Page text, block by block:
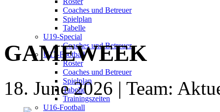
Coaches und Betreuer
Spielplan
Tabelle
U19-Special
Coaches und Betreuer
U17-Football
Roster
Coaches und Betreuer
Spielplan
Tabelle
Trainingszeiten
U16-Football
GAMEWEEK
18. June 2026 | Team: